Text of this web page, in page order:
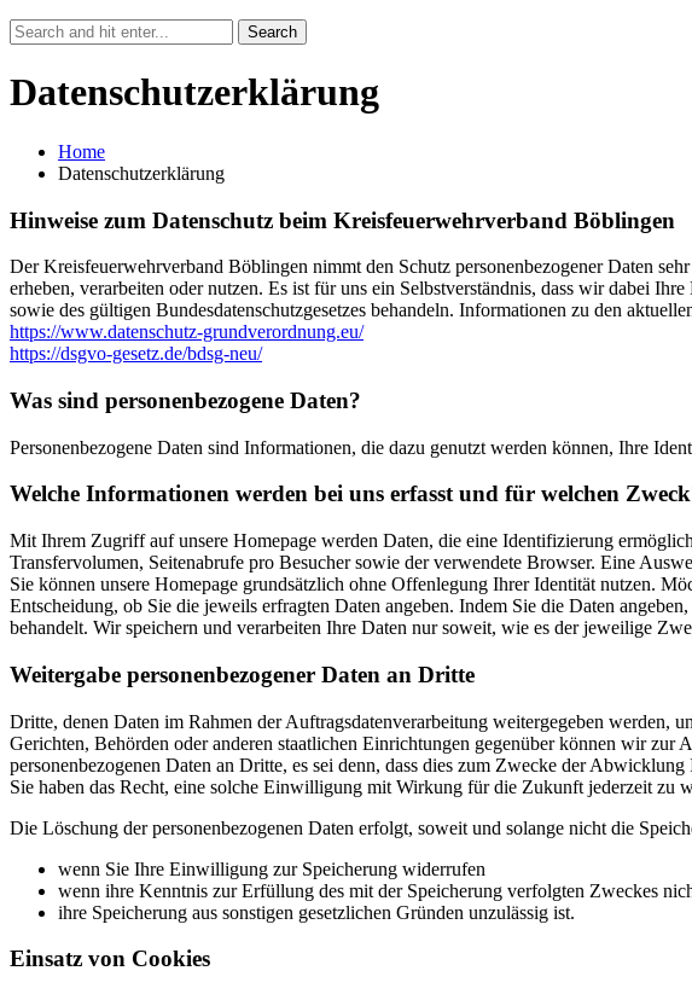
Datenschutzerklärung
Home
Datenschutzerklärung
Hinweise zum Datenschutz beim Kreisfeuerwehrverband Böblingen
Der Kreisfeuerwehrverband Böblingen nimmt den Schutz personenbezogener Daten
erheben, verarbeiten oder nutzen. Es ist für uns ein Selbstverständnis, dass wir dabei
sowie des gültigen Bundesdatenschutzgesetzes behandeln. Informationen zu den
https://www.datenschutz-grundverordnung.eu/
https://dsgvo-gesetz.de/bdsg-neu/
Was sind personenbezogene Daten?
Personenbezogene Daten sind Informationen, die dazu genutzt werden können, Ihre
Welche Informationen werden bei uns erfasst und für welchen
Mit Ihrem Zugriff auf unsere Homepage werden Daten, die eine Identifizierung
Transfervolumen, Seitenabrufe pro Besucher sowie der verwendete Browser. Eine
Sie können unsere Homepage grundsätzlich ohne Offenlegung Ihrer Identität nutzen.
Entscheidung, ob Sie die jeweils erfragten Daten angeben. Indem Sie die Daten
behandelt. Wir speichern und verarbeiten Ihre Daten nur soweit, wie es der jeweilige
Weitergabe personenbezogener Daten an Dritte
Dritte, denen Daten im Rahmen der Auftragsdatenverarbeitung weitergegeben werden,
Gerichten, Behörden oder anderen staatlichen Einrichtungen gegenüber können wir
personenbezogenen Daten an Dritte, es sei denn, dass dies zum Zwecke der
Sie haben das Recht, eine solche Einwilligung mit Wirkung für die Zukunft jederzeit zu
Die Löschung der personenbezogenen Daten erfolgt, soweit und solange nicht die
wenn Sie Ihre Einwilligung zur Speicherung widerrufen
wenn ihre Kenntnis zur Erfüllung des mit der Speicherung verfolgten Zweckes
ihre Speicherung aus sonstigen gesetzlichen Gründen unzulässig ist.
Einsatz von Cookies